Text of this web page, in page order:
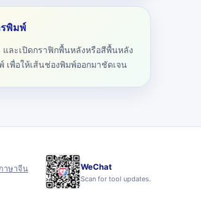
พิมพ์
และเปิดกราฟิกพื้นหลังหรือสีพื้นหลัง
เพื่อให้เส้นช่องพิมพ์ออกมาชัดเจน
าษาจีน WeChat
Scan for tool updates.